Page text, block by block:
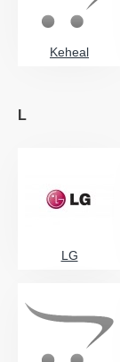
Keheal
L
LG